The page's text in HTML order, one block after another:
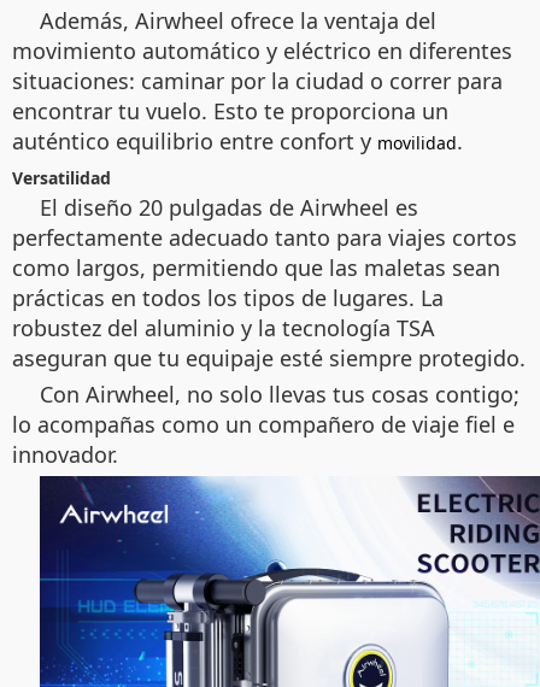
Además, Airwheel ofrece la ventaja del
movimiento automático y eléctrico en diferentes
situaciones: caminar por la ciudad o correr para
encontrar tu vuelo. Esto te proporciona un
auténtico equilibrio entre confort y movilidad.
Versatilidad
El diseño 20 pulgadas de Airwheel es
perfectamente adecuado tanto para viajes cortos
como largos, permitiendo que las maletas sean
prácticas en todos los tipos de lugares. La
robustez del aluminio y la tecnología TSA
aseguran que tu equipaje esté siempre protegido.
Con Airwheel, no solo llevas tus cosas contigo;
lo acompañas como un compañero de viaje fiel e
innovador.